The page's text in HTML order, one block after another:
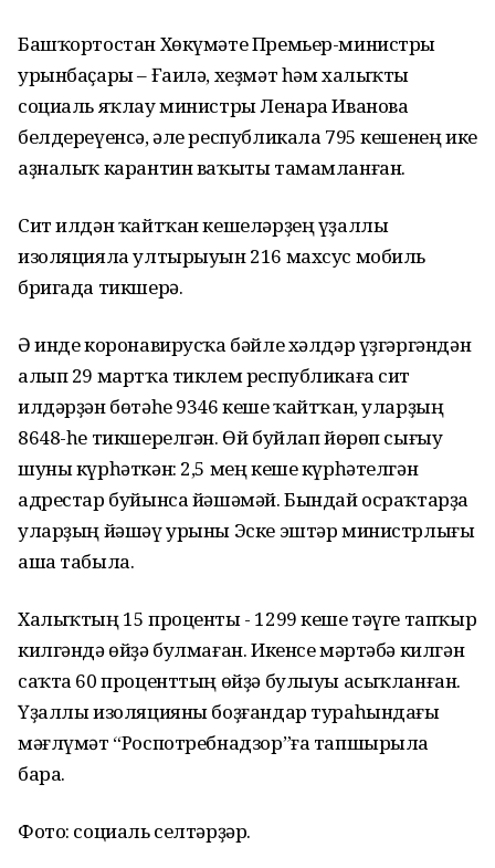
Башҡортостан Хөкүмәте Премьер-министры
урынбаҫары – Ғаилә, хеҙмәт һәм халыҡты
социаль яҡлау министры Ленара Иванова
белдереүенсә, әле республикала 795 кешенең ике
аҙналыҡ карантин ваҡыты тамамланған.
Сит илдән ҡайтҡан кешеләрҙең үҙаллы
изоляцияла ултырыуын 216 махсус мобиль
бригада тикшерә.
Ә инде коронавирусҡа бәйле хәлдәр үҙгәргәндән
алып 29 мартҡа тиклем республикаға сит
илдәрҙән бөтәһе 9346 кеше ҡайтҡан, уларҙың
8648-һе тикшерелгән. Өй буйлап йөрөп сығыу
шуны күрһәткән: 2,5 мең кеше күрһәтелгән
адрестар буйынса йәшәмәй. Бындай осраҡтарҙа
уларҙың йәшәү урыны Эске эштәр министрлығы
аша табыла.
Халыҡтың 15 проценты - 1299 кеше тәүге тапҡыр
килгәндә өйҙә булмаған. Икенсе мәртәбә килгән
саҡта 60 проценттың өйҙә булыуы асыҡланған.
Үҙаллы изоляцияны боҙғандар тураһындағы
мәғлүмәт “Роспотребнадзор”ға тапшырыла
бара.
Фото: социаль селтәрҙәр.